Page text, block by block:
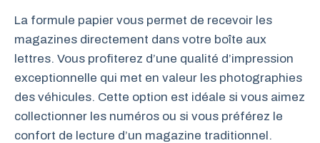
La formule papier vous permet de recevoir les
magazines directement dans votre boîte aux
lettres. Vous profiterez d’une qualité d’impression
exceptionnelle qui met en valeur les photographies
des véhicules. Cette option est idéale si vous aimez
collectionner les numéros ou si vous préférez le
confort de lecture d’un magazine traditionnel.